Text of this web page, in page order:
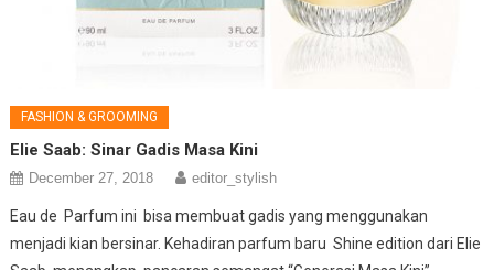
FASHION & GROOMING
Elie Saab: Sinar Gadis Masa Kini
December 27, 2018 editor_stylish
Eau de Parfum ini bisa membuat gadis yang menggunakan
menjadi kian bersinar. Kehadiran parfum baru Shine edition dari Elie